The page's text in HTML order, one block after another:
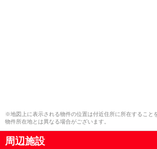
※地図上に表示される物件の位置は付近住所に所在すること
物件所在地とは異なる場合がございます。
周辺施設